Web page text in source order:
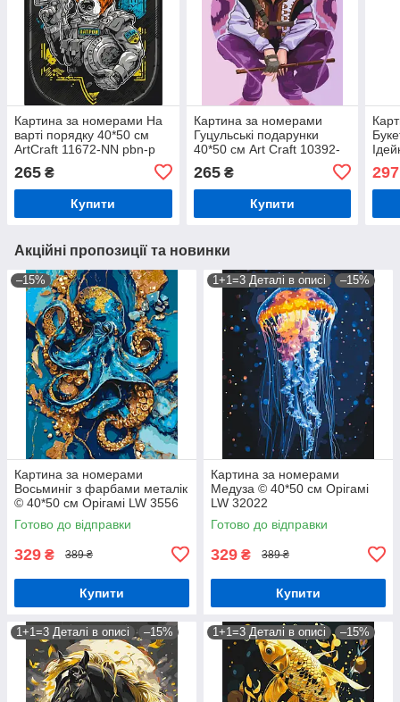
Картина за номерами На
варті порядку 40*50 см
ArtCraft 11672-NN pbn-p
265 ₴
Купити
Картина за номерами
Гуцульські подарунки
40*50 см Art Craft 10392-
265₴
Купити
297
Акційні пропозиції та новинки
–15%
Картина за номерами
Восьминіг з фарбами металік
© 40*50 см Орігамі LW 3556
Готово до відправки
329 ₴ 389 ₴
Купити
1+1=3 Деталі в описі –15%
Картина за номерами
Медуза © 40*50 см Орігамі
LW 32022
Готово до відправки
329 ₴ 389 ₴
Купити
1+1=3 Деталі в описі –15% 1+1=3 Деталі в описі –15%